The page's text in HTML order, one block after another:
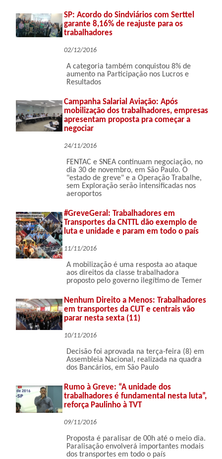
SP: Acordo do Sindviários com Serttel
garante 8,16% de reajuste para os
trabalhadores
02/12/2016
A categoria também conquistou 8% de
aumento na Participação nos Lucros e
Resultados
Campanha Salarial Aviação: Após
mobilização dos trabalhadores, empresas
apresentam proposta pra começar a
negociar
24/11/2016
FENTAC e SNEA continuam negociação, no
dia 30 de novembro, em São Paulo. O
"estado de greve" e a Operação Trabalhe,
sem Exploração serão intensificadas nos
aeroportos
#GreveGeral: Trabalhadores em
Transportes da CNTTL dão exemplo de
luta e unidade e param em todo o país
11/11/2016
A mobilização é uma resposta ao ataque
aos direitos da classe trabalhadora
proposto pelo governo ilegítimo de Temer
Nenhum Direito a Menos: Trabalhadores
em transportes da CUT e centrais vão
parar nesta sexta (11)
10/11/2016
Decisão foi aprovada na terça-feira (8) em
Assembleia Nacional, realizada na quadra
dos Bancários, em São Paulo
Rumo à Greve: “A unidade dos
trabalhadores é fundamental nesta luta”,
reforça Paulinho à TVT
09/11/2016
Proposta é paralisar de 00h até o meio dia.
Paralisação envolverá importantes modais
dos transportes em todo o país